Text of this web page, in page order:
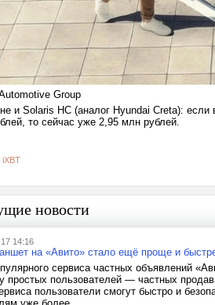
Group
и Solaris HC (аналог Hyundai Creta):
то сейчас уже 2,95 млн рублей.
iXBT
новости
14:16
на «Авито» стало ещё проще и
сервиса частных объявлений
простых пользователей — частных
пользователи смогут быстро и